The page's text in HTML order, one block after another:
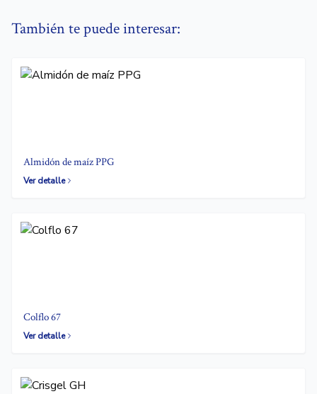
También te puede interesar:
Almidón de maíz PPG
Ver detalle
Colflo 67
Ver detalle